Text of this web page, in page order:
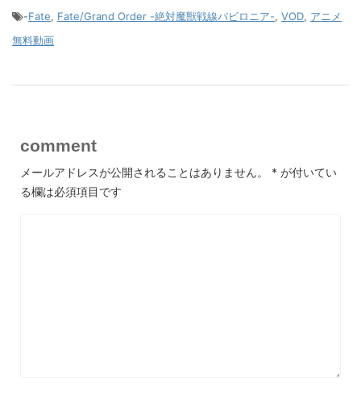
-Fate, Fate/Grand Order -絶対魔獣戦線バビロニア-, VOD, アニメ
無料動画
comment
メールアドレスが公開されることはありません。 * が付いてい
る欄は必須項目です